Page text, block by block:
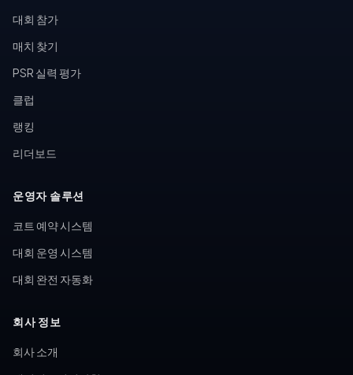
대회 참가
매치 찾기
PSR 실력 평가
클럽
랭킹
리더보드
운영자 솔루션
코트 예약 시스템
대회 운영 시스템
대회 완전 자동화
회사 정보
회사 소개